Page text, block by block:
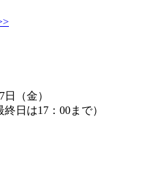
（金）
日は17：00まで）